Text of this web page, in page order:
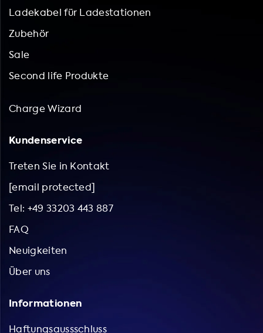
bei. Darüber hinaus sparen Sie mit einem Adapter auch
einer neuen Ladestation ersparen. Entdecken Sie jetzt
unsere breite Auswahl an Elektrofahrzeug-Ladeadaptern
Ladekabel für Ladestationen
Zubehör
Sale
Second life Produkte
Charge Wizard
Kundenservice
Treten Sie in Kontakt
[email protected]
Tel: +49 33203 443 887
FAQ
Neuigkeiten
Über uns
Informationen
Haftungsaussschluss